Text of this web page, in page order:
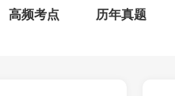
高频考点 历年真题